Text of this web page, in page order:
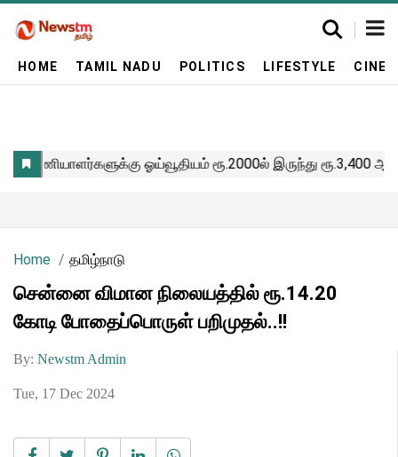
HOME TAMIL NADU POLITICS LIFESTYLE
Home தமிழ்நாடு
சென்னை விமான நிலையத்தில் ரூ.14.20
கோடி போதைப்பொருள் பறிமுதல்..!!
By: Newstm Admin
Tue, 17 Dec 2024